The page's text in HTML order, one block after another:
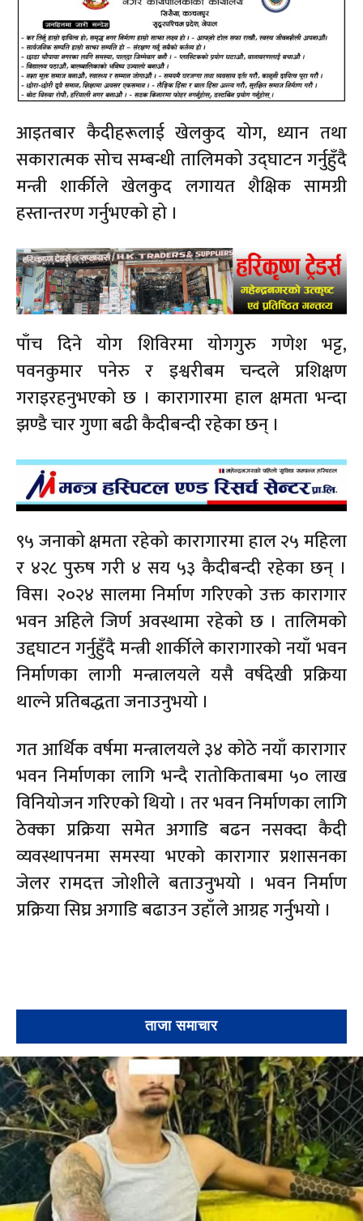
आइतबार कैदीहरूलाई खेलकुद योग, ध्यान तथा
सकारात्मक सोच सम्बन्धी तालिमको उद्घाटन गर्नुहुँदै
मन्त्री शार्कीले खेलकुद लगायत शैक्षिक सामग्री
हस्तान्तरण गर्नुभएको हो ।
पाँच दिने योग शिविरमा योगगुरु गणेश भट्ट,
पवनकुमार पनेरु र इश्वरीबम चन्दले प्रशिक्षण
गराइरहनुभएको छ । कारागारमा हाल क्षमता भन्दा
झण्डै चार गुणा बढी कैदीबन्दी रहेका छन् ।
९५ जनाको क्षमता रहेको कारागारमा हाल २५ महिला
र ४२८ पुरुष गरी ४ सय ५३ कैदीबन्दी रहेका छन् ।
विस। २०२४ सालमा निर्माण गरिएको उक्त कारागार
भवन अहिले जिर्ण अवस्थामा रहेको छ । तालिमको
उद्दघाटन गर्नुहुँदै मन्त्री शार्कीले कारागारको नयाँ भवन
निर्माणका लागी मन्त्रालयले यसै वर्षदेखी प्रक्रिया
थाल्ने प्रतिबद्धता जनाउनुभयो ।
गत आर्थिक वर्षमा मन्त्रालयले ३४ कोठे नयाँ कारागार
भवन निर्माणका लागि भन्दै रातोकिताबमा ५० लाख
विनियोजन गरिएको थियो । तर भवन निर्माणका लागि
ठेक्का प्रक्रिया समेत अगाडि बढन नसक्दा कैदी
व्यवस्थापनमा समस्या भएको कारागार प्रशासनका
जेलर रामदत्त जोशीले बताउनुभयो । भवन निर्माण
प्रक्रिया सिघ्र अगाडि बढाउन उहाँले आग्रह गर्नुभयो ।
ताजा समाचार